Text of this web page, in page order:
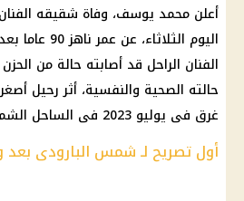
أعلن محمد يوسف، وفاة شقيقه
اليوم
الفنان الراحل قد أصابته حالة من
حالته الصحية والنفسية، أثر رحيل
غرق فى يوليو 2023 فى الساحل الشمالى.
أول تصريح لـ شمس البارودى بعد